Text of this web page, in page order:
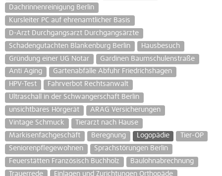
Dachrinnenreinigung Berlin
Kursleiter PC auf ehrenamtlicher Basis
D-Arzt Durchgangsarzt Durchgangsärzte
Schadengutachten Blankenburg Berlin
Hausbesuch
Gründung einer UG Notar
Gardinen Baumschulenstraße
Anti Aging
Gartenabfälle Abfuhr Friedrichshagen
HPV-Test
Fahrverbot Rechtsanwalt
Ultraschall in der Schwangerschaft Berlin
unsichtbares Hörgerät
ARAG Versicherungen
Vintage Schmuck
Tierarzt nach Hause
Markisenfachgeschäft
Beregnung Logopädie
Tier-OP
Seniorenpflegewohnen
Sprachstörungen Berlin
Feuerstätten Französisch Buchholz
Baulohnabrechnung
Trauerrede
Einlagen und Zurichtungen Orthopäde